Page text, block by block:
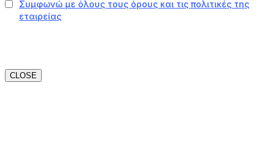
CLOSE